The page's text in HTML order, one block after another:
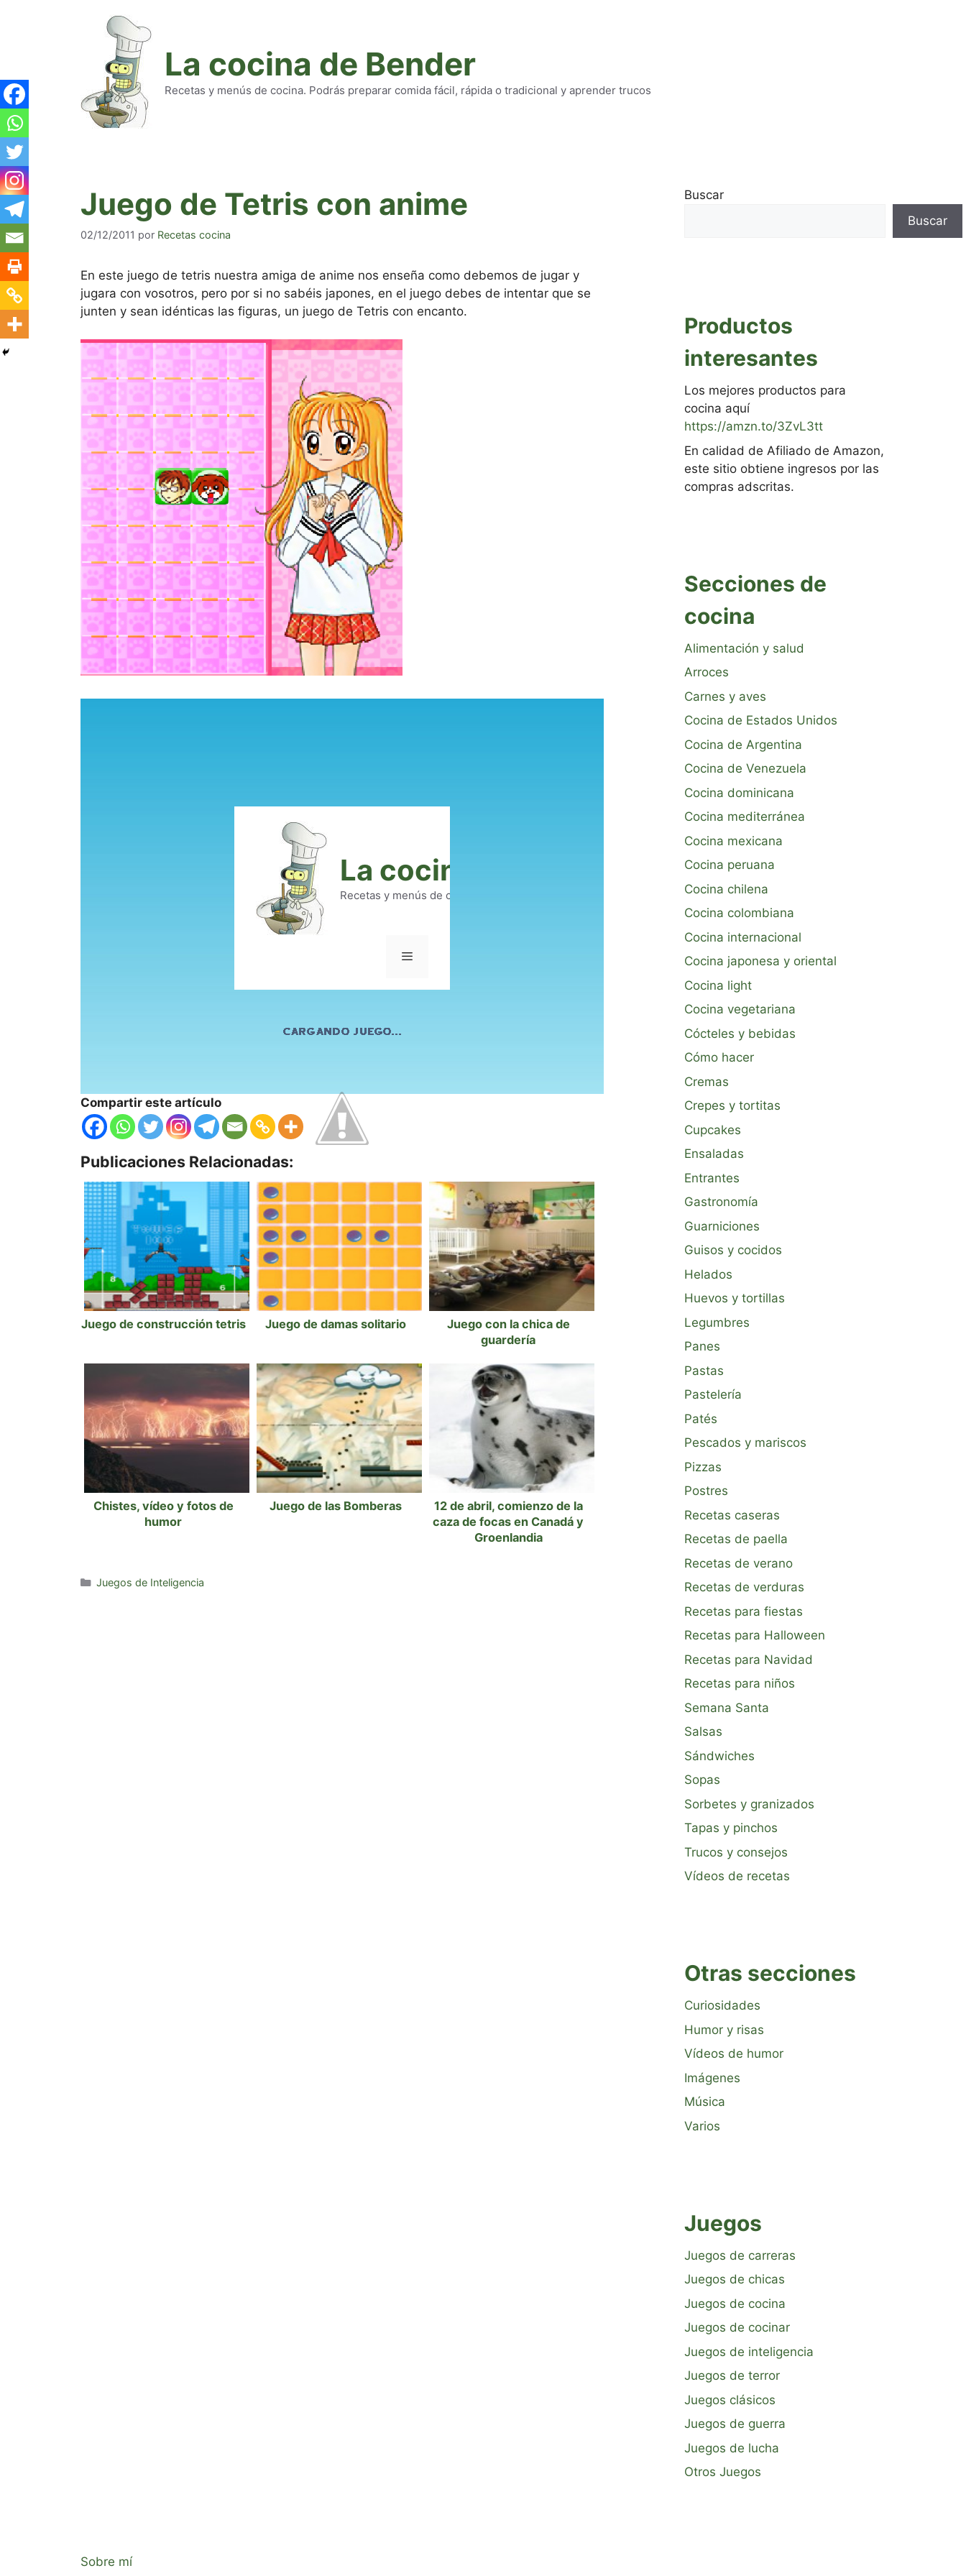
La cocina de Bender
Recetas y menús de cocina. Podrás preparar comida fácil, rápida o tradicional y aprender trucos
Juego de Tetris con anime
02/12/2011 por Recetas cocina
En este juego de tetris nuestra amiga de anime nos enseña como debemos de jugar y
jugara con vosotros, pero por si no sabéis japones, en el juego debes de intentar que se
junten y sean idénticas las figuras, un juego de Tetris con encanto.
Compartir este artículo
Publicaciones Relacionadas:
Juego de construcción tetris Juego de damas solitario
Juego con la chica de
guardería
Chistes, vídeo y fotos de
humor
Juego de las Bomberas
12 de abril, comienzo de la
caza de focas en Canadá y
Groenlandia
Categorías
Juegos de Inteligencia
Buscar
Buscar
Productos
interesantes
Los mejores productos para
cocina aquí
https://amzn.to/3ZvL3tt
En calidad de Afiliado de Amazon,
este sitio obtiene ingresos por las
compras adscritas.
Secciones de
cocina
Alimentación y salud
Arroces
Carnes y aves
Cocina de Estados Unidos
Cocina de Argentina
Cocina de Venezuela
Cocina dominicana
Cocina mediterránea
Cocina mexicana
Cocina peruana
Cocina chilena
Cocina colombiana
Cocina internacional
Cocina japonesa y oriental
Cocina light
Cocina vegetariana
Cócteles y bebidas
Cómo hacer
Cremas
Crepes y tortitas
Cupcakes
Ensaladas
Entrantes
Gastronomía
Guarniciones
Guisos y cocidos
Helados
Huevos y tortillas
Legumbres
Panes
Pastas
Pastelería
Patés
Pescados y mariscos
Pizzas
Postres
Recetas caseras
Recetas de paella
Recetas de verano
Recetas de verduras
Recetas para fiestas
Recetas para Halloween
Recetas para Navidad
Recetas para niños
Semana Santa
Salsas
Sándwiches
Sopas
Sorbetes y granizados
Tapas y pinchos
Trucos y consejos
Vídeos de recetas
Otras secciones
Curiosidades
Humor y risas
Vídeos de humor
Imágenes
Música
Varios
Juegos
Juegos de carreras
Juegos de chicas
Juegos de cocina
Juegos de cocinar
Juegos de inteligencia
Juegos de terror
Juegos clásicos
Juegos de guerra
Juegos de lucha
Otros Juegos
Sobre mí